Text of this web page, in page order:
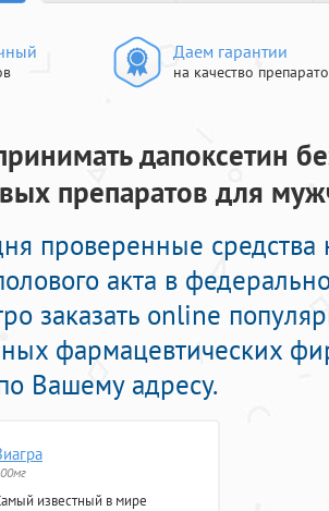
Даем гарантии
на качество
дапоксетин
препаратов для
проверенные
акта в
заказать online
фармацевтических
Вашему адресу.
известный в мире